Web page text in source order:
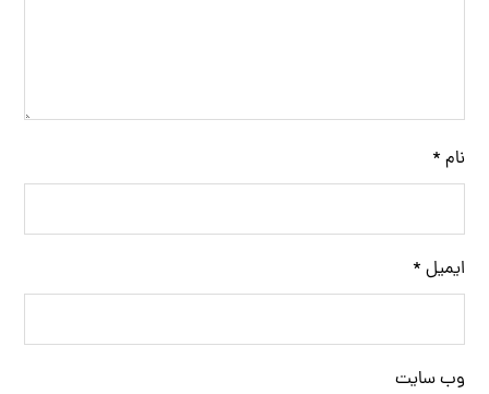
نام *
ایمیل *
وب‌ سایت